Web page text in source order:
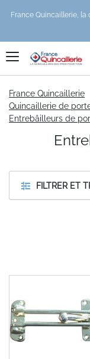
France Quincaillerie, la
France Quincaillerie
Quincaillerie de
Entrebâilleurs de
FILTRER ET
À partir de